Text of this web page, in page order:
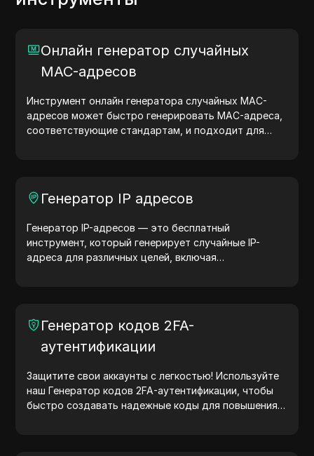
Онлайн генератор случайных
MAC-адресов
Инструмент онлайн генератора случайных MAC-
адресов может быстро генерировать MAC-адреса,
соответствующие стандартам, и подходит для
Генератор IP адресов
Генератор IP-адресов — это бесплатный
инструмент, который генерирует случайные IP-
адреса для различных целей, включая
IP-адресов он позволяет быстро генерировать IP-
адреса для тестирования геолокации, проверки
конфиденциальности и других нужд. Упростите
— генерируйте IP-адреса прямо сейчас!
Генератор кодов 2FA-
аутентификации
Защитите свои аккаунты с легкостью! Используйте
наш Генератор кодов 2FA-аутентификации, чтобы
быстро создавать надежные коды для повышения